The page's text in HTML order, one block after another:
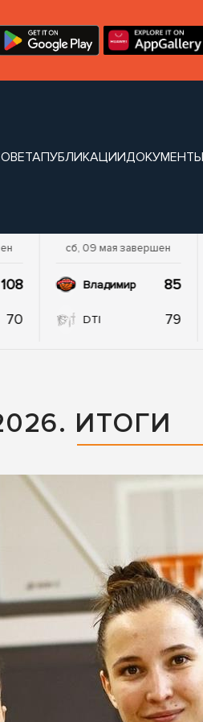
ПУБЛИКАЦИИДОКУМЕНТЫ
108
70
сб, 09 мая завершен
Владимир 85
DTI 79
ИТОГИ